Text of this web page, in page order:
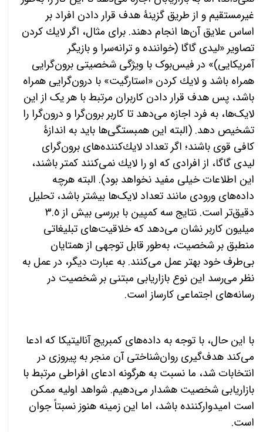
غیرمستقیم و از طریق گزینۀ هدف قرار دادن افراد بر
اساس علایق آنها انجام دهند. برای مثال، اگر لایك كردن
تصاویر «لیدی گاگا (خواننده و ترانهسرا و بازیگر
آمریکایی)» در فیس‌بوک با ویژگی شخصیتی برونگرایی
همراه باشد و لایك كردن «استارگیت» با درونگرایی همراه
باشد، پس هدف قرار دادن کاربران مرتبط با هر یک از این
لایکها، به فرد اجازه میدهد تا کاربر برونگرا و درونگرا را
تشخیص دهد. (البته این همبستگیها باید به اندازۀ
کافی قوی باشند؛ اگر تعداد لایككنندههای برونگرای
لیدی گاگا، از افرادی كه او را لایك نمیكنند كمتر باشند،
این اطلاعات خیلی مفید نخواهد بود). البته هرچه
دادههای ورودی مانند تعداد لایکها بیشتر باشد، تحلیل
دقیق
تر است. نتایج سه کمپین با بررسی بیش از ٣.٥
میلیون کاربر نشان میدهد که خلاقیتهای تبلیغاتی
منطبق بر شخصیت، بهطور قابل توجهی از همتایان
بیطرف خود بهتر عمل میکنند. به عبارت دیگر، در عمل به
نظر میرسد این نوع بازاریابی مبتنی بر شخصیت در
رسانههای اجتماعی کارساز است.
با این حال، با توجه به دادههای کمبریج آنالیتیکا كه ادعا
میکند هدفگیری روان‌شناختی آن منجر به پیروزی در
انتخابات شد، ما نسبت به هرگونه ادعای افراطی مرتبط با
بازاریابی شخصیت هشدار میدهیم. شواهد اولیه ممکن
است امیدوارکننده باشد، اما این زمینه هنوز نسبتاً جوان
است.